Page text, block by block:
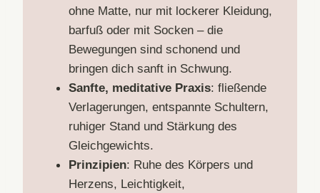
ohne Matte, nur mit lockerer Kleidung,
barfuß oder mit Socken – die
Bewegungen sind schonend und
bringen dich sanft in Schwung.
Sanfte, meditative Praxis: fließende
Verlagerungen, entspannte Schultern,
ruhiger Stand und Stärkung des
Gleichgewichts.
Prinzipien: Ruhe des Körpers und
Herzens, Leichtigkeit,